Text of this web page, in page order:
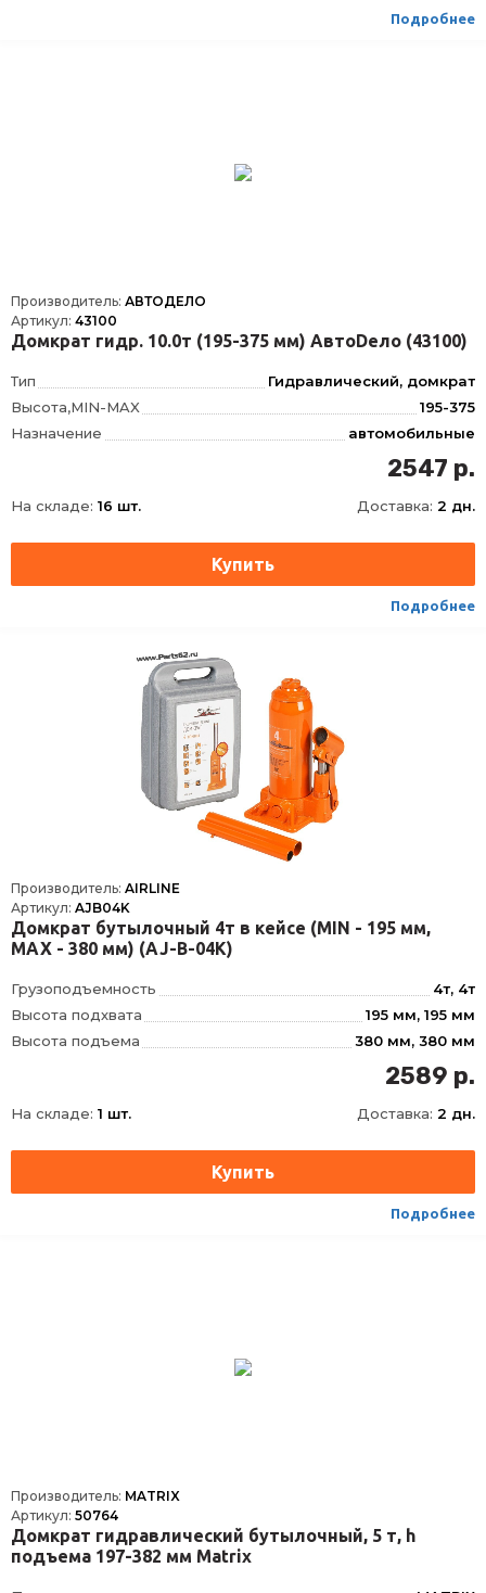
Подробнее
Производитель: АВТОДЕЛО
Артикул: 43100
Домкрат гидр. 10.0т (195-375 мм) АвтоDело (43100)
Тип
Гидравлический, домкрат
Высота,MIN-MAX
195-375
Назначение
автомобильные
бутылочный
гидравлический
Максимальная нагрузка
10 т
2547 р.
На складе: 16 шт. Доставка: 2 дн.
Подробнее
Производитель: AIRLINE
Артикул: AJB04K
Домкрат бутылочный 4т в кейсе (MIN - 195 мм,
MAX - 380 мм) (AJ-B-04K)
Грузоподъемность
4т, 4т
Высота подхвата
195 мм, 195 мм
Высота подъема
380 мм, 380 мм
125 мм, 125 мм
60 мм, 60 мм
Вес домкрата брутто
3, 7 кг, 3
2589 р.
На складе: 1 шт. Доставка: 2 дн.
Подробнее
Производитель: MATRIX
Артикул: 50764
Домкрат гидравлический бутылочный, 5 т, h
подъема 197-382 мм Matrix